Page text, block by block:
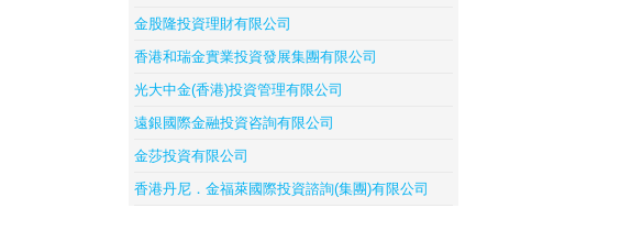
金股隆投資理財有限公司
香港和瑞金實業投資發展集團有限公司
光大中金(香港)投資管理有限公司
遠銀國際金融投資咨詢有限公司
金莎投資有限公司
香港丹尼．金福萊國際投資諮詢(集團)有限公司